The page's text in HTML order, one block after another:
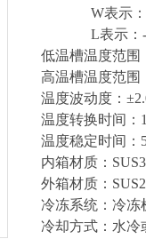
W表示：-
L表示：-
低温槽温度范
高温槽温度范
温度波动度： ±
温度转换时间：
温度稳定时间：
内箱材质：
外箱材质：
冷冻系统：冷冻
冷却方式：水冷